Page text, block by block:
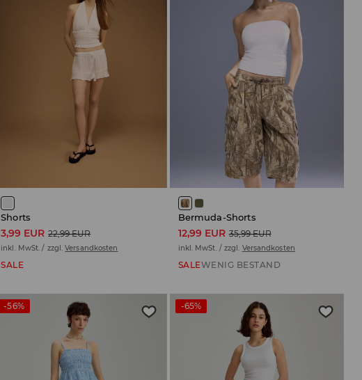
Shorts
3,99 EUR 22,99 EUR
inkl. MwSt. / zzgl.Versandkosten
SALE
Bermuda-Shorts
12,99 EUR 35,99 EUR
inkl. MwSt. / zzgl. Versandkosten
SALEWENIG BESTAND
-56% -65%